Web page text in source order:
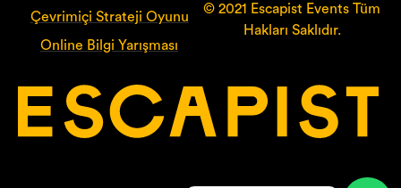
Çevrimiçi Strateji Oyunu
Online Bilgi Yarışması
© 2021 Escapist Events Tüm
Hakları Saklıdır.